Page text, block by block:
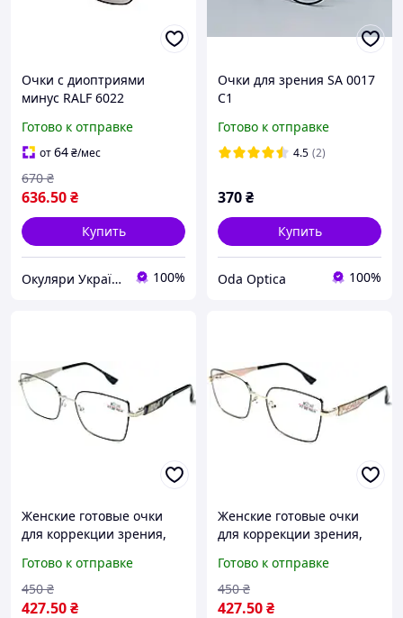
Очки с диоптриями
минус RALF 6022
Готово к отправке
от64₴/мес
636.50₴
670 ₴
Купить
Окуляри Україна 100%
Очки для зрения SA 0017
C1
Готово к отправке
4.5 (2)
370₴
Купить
Oda Optica 100%
Женские готовые очки
для коррекции зрения,
металлическая оправа
черные RALPH 6021
Готово к отправке
427.50₴
450 ₴
Женские готовые очки
для коррекции зрения,
металлическая оправа
золотистые RALPH 6021
Готово к отправке
427.50₴
450 ₴